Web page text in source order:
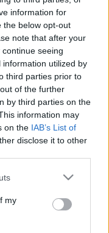
information for
the below opt-out
note that after your
seeing
utilized by
third parties prior to
of the further
by third parties on the
information may
on the IAB’s List of
disclose it to other
one or more Google
You may click to
third-party tags to
in below Google
my
a
számos kötet
be. Akár
foglalkoztatókat
kínálatból
A